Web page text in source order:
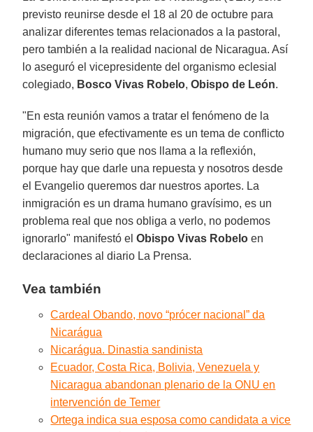
previsto reunirse desde el 18 al 20 de octubre para
analizar diferentes temas relacionados a la pastoral,
pero también a la realidad nacional de Nicaragua. Así
lo aseguró el vicepresidente del organismo eclesial
colegiado, Bosco Vivas Robelo,Obispo de León.
"En esta reunión vamos a tratar el fenómeno de la
migración, que efectivamente es un tema de conflicto
humano muy serio que nos llama a la reflexión,
porque hay que darle una repuesta y nosotros desde
el Evangelio queremos dar nuestros aportes. La
inmigración es un drama humano gravísimo, es un
problema real que nos obliga a verlo, no podemos
ignorarlo" manifestó elObispo Vivas Robelo en
declaraciones al diario La Prensa.
Vea también
Cardeal Obando, novo “prócer nacional” da
Nicarágua
Nicarágua. Dinastia sandinista
Ecuador, Costa Rica, Bolivia, Venezuela y
Nicaragua abandonan plenario de la ONU en
intervención de Temer
Ortega indica sua esposa como candidata a vice